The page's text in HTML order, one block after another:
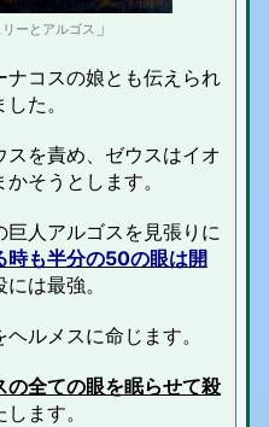
ーとアルゴス 」
ナコスの娘とも伝えられ
た。
を責め、ゼウスはイオ
そうとします。
人アルゴスを見張りに
時も半分の50の眼は開
は最強。
ルメスに命じます。
全ての眼を眠らせて殺
ます。